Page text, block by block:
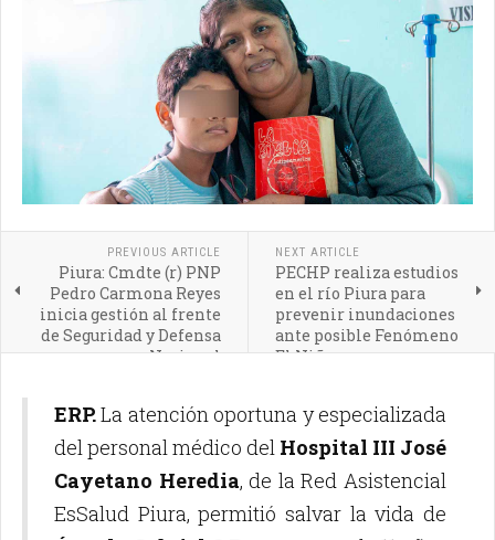
PREVIOUS ARTICLE
Piura: Cmdte (r) PNP
Pedro Carmona Reyes
inicia gestión al frente
de Seguridad y Defensa
Nacional
NEXT ARTICLE
PECHP realiza estudios
en el río Piura para
prevenir inundaciones
ante posible Fenómeno
El Niño
ERP.La atención oportuna y especializada
del personal médico del Hospital III José
Cayetano Heredia, de la Red Asistencial
EsSalud Piura, permitió salvar la vida de